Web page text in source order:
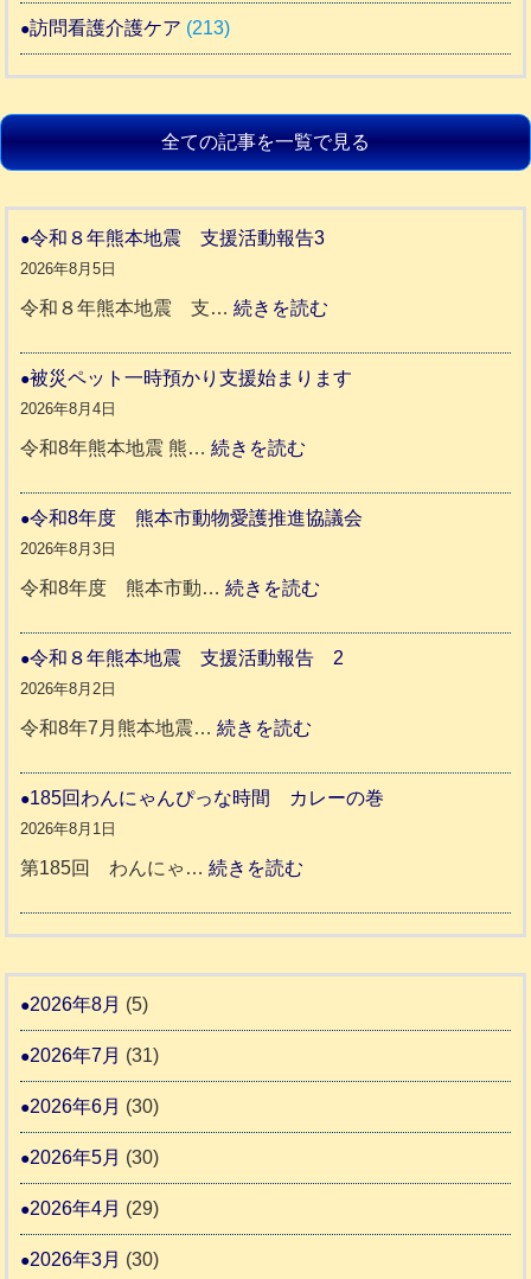
訪問看護介護ケア (213)
全ての記事を一覧で見る
令和８年熊本地震 支援活動報告3
2026年8月5日
令和８年熊本地震 支…続きを読む
和
本
支
報
告
被災ペット一時預かり支援始まります
2026年8月4日
令和8年熊本地震 熊…続きを読む
災
ッ
一
り
支
ま
ま
令和8年度 熊本市動物愛護推進協議会
2026年8月3日
令和8年度 熊本市動…続きを読む
和
動
進
会
令和８年熊本地震 支援活動報告 2
2026年8月2日
令和8年7月熊本地震…続きを読む
和
185回わんにゃんぴっな時間 カレーの巻
2026年8月1日
第185回 わんにゃ…続きを読む
8
わ
ゃ
っ
2026年8月 (5)
2026年7月 (31)
2026年6月 (30)
2026年5月 (30)
2026年4月 (29)
2026年3月 (30)